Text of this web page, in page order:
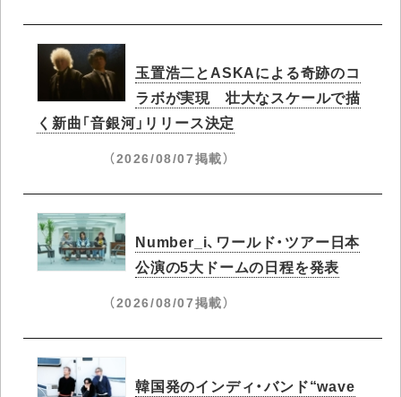
玉置浩二とASKAによる奇跡のコ
ラボが実現 壮大なスケールで描
く新曲「音銀河」リリース決定
（2026/08/07掲載）
Number_i、ワールド・ツアー日本
公演の5大ドームの日程を発表
（2026/08/07掲載）
韓国発のインディ・バンド“wave